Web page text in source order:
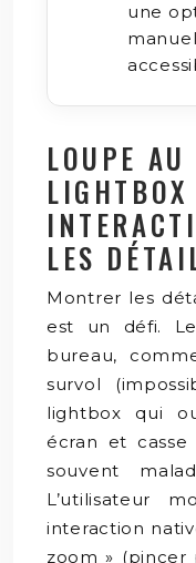
une
LOUPE AU
LES
Montrer les
est un défi.
bureau,
survol
lightbox qui
écran et
souvent
L’utilisateur
interaction
zoom » (pincer